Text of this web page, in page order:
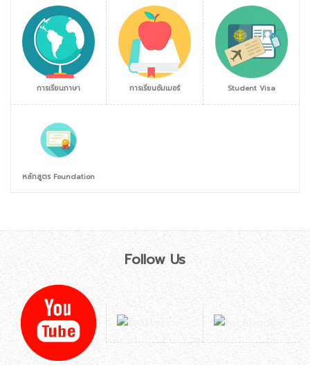
การเรียนภาษา การเรียนซัมเมอร์ Student Visa
หลักสูตร Foundation
Follow Us